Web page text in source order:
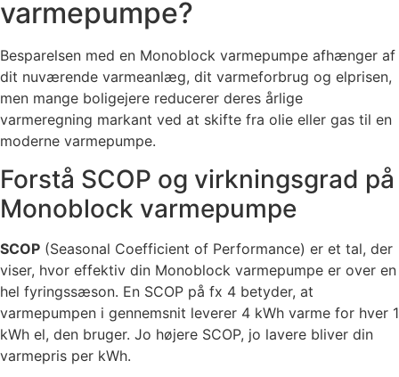
varmepumpe?
Besparelsen med en Monoblock varmepumpe afhænger af
dit nuværende varmeanlæg, dit varmeforbrug og elprisen,
men mange boligejere reducerer deres årlige
varmeregning markant ved at skifte fra olie eller gas til en
moderne varmepumpe.
Forstå SCOP og virkningsgrad på
Monoblock varmepumpe
SCOP (Seasonal Coefficient of Performance) er et tal, der
viser, hvor effektiv din Monoblock varmepumpe er over en
hel fyringssæson. En SCOP på fx 4 betyder, at
varmepumpen i gennemsnit leverer 4 kWh varme for hver 1
kWh el, den bruger. Jo højere SCOP, jo lavere bliver din
varmepris per kWh.